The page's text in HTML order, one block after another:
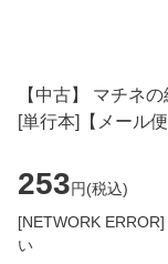
【中古】 マチネ
[単行本]【メール便
253円(税込)
[NETWORK
い